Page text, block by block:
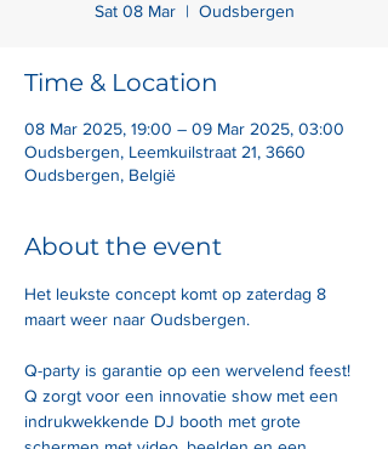
Sat 08 Mar
  |
Oudsbergen
Time & Location
08 Mar 2025, 19:00 – 09 Mar 2025, 03:00
Oudsbergen, Leemkuilstraat 21, 3660
Oudsbergen, België
About the event
Het leukste concept komt op zaterdag 8
maart weer naar Oudsbergen.
Q-party is garantie op een wervelend feest!
Q zorgt voor een innovatie show met een
indrukwekkende DJ booth met grote